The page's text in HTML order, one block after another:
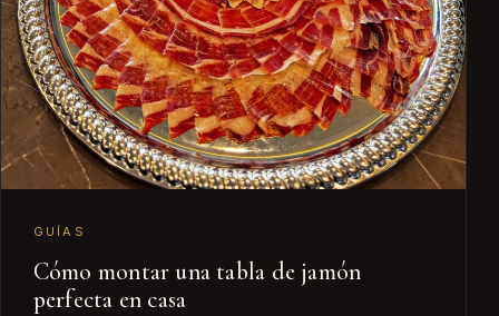
GUÍAS
Cómo montar una tabla de jamón
perfecta en casa